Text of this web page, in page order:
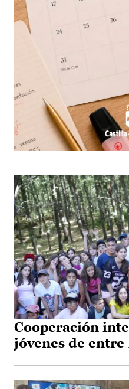
Cooperación
jóvenes de entre